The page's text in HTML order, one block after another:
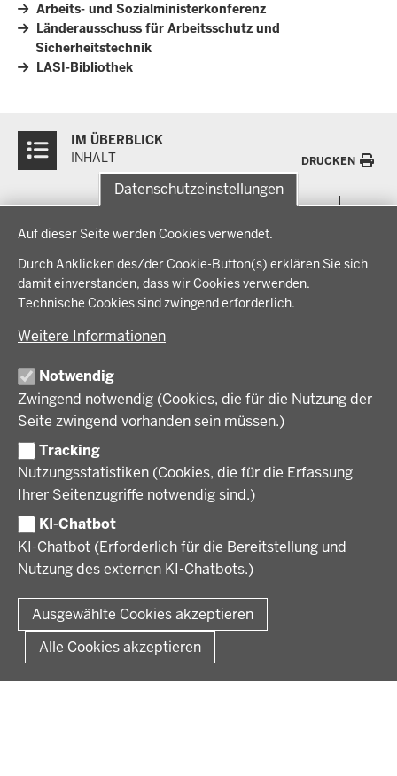
Datenschutzeinstellungen
Auf dieser Seite werden Cookies verwendet.
Durch Anklicken des/der Cookie-Button(s) erklären Sie sich
damit einverstanden, dass wir Cookies verwenden.
Technische Cookies sind zwingend erforderlich.
Weitere Informationen
Notwendig
Zwingend notwendig (Cookies, die für die Nutzung der
Seite zwingend vorhanden sein müssen.)
Tracking
Nutzungsstatistiken (Cookies, die für die Erfassung
Ihrer Seitenzugriffe notwendig sind.)
KI-Chatbot
KI-Chatbot (Erforderlich für die Bereitstellung und
Nutzung des externen KI-Chatbots.)
Ausgewählte Cookies akzeptieren
Alle Cookies akzeptieren
Arbeits- und Sozialministerkonferenz
Länderausschuss für Arbeitsschutz und
Sicherheitstechnik
LASI-Bibliothek
Inhalte
IM ÜBERBLICK
INHALT
DRUCKEN
Menü
der
Fußzeile
THEMEN
Bauen, Planen und Verkehr
Bildung, Schule und Sport
Regionalplanung und Regionalrat
Wirtschaft, Kultur und Kommunales
IM FOKUS
Energiewende AG
Zusammenarbeit mit den Niederlanden
BEZIRKSREGIERUNG
Regierungsbezirk Münster
Geschichte und Gegenwart
Behördenleitung
Organisation
Förderlotsinnen und Förderlotsen
KARRIERE UND AUSBILDUNG
Stellenangebote
Ausbildung
Volljurist:in
Praktikum
Stellenangebote im Schulbereich
VERFAHREN UND BEKANNTMACHUNGEN
Amtsblatt
Verfahrensübersichten
PRESSE
Pressemitteilungen
Podcast
© 2026 Bezirksregierung Münster
Fußzeile
Impressum Datenschutz Rechtliche Hinweise
Kurzlink zu dieser Seite